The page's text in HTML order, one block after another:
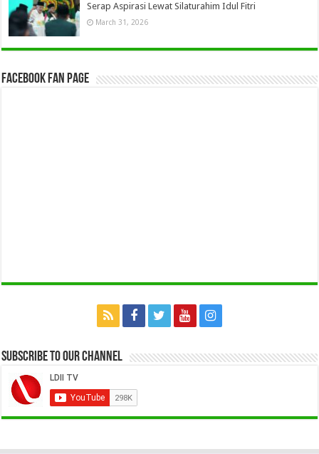
Serap Aspirasi Lewat Silaturahim Idul Fitri
March 31, 2026
Facebook Fan Page
Subscribe to our Channel